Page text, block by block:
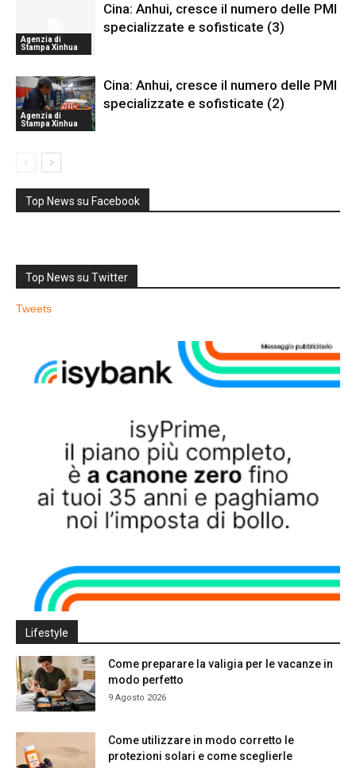
Agenzia di
Stampa Xinhua
Cina: Anhui, cresce il numero delle PMI
specializzate e sofisticate (3)
Agenzia di
Stampa Xinhua
Cina: Anhui, cresce il numero delle PMI
specializzate e sofisticate (2)
Top News su Facebook
Top News su Twitter
Tweets
Lifestyle
Come preparare la valigia per le vacanze in
modo perfetto
9 Agosto 2026
Come utilizzare in modo corretto le
protezioni solari e come sceglierle